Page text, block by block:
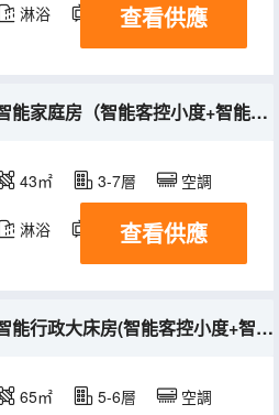
淋浴 電視機
查看供應
智能家庭房（智能客控小度+智能馬桶+手機投屏）
43㎡ 3-7層 空調
淋浴 電視機
查看供應
智能行政大床房(智能客控小度+智能馬桶+手機投屏)
65㎡ 5-6層 空調